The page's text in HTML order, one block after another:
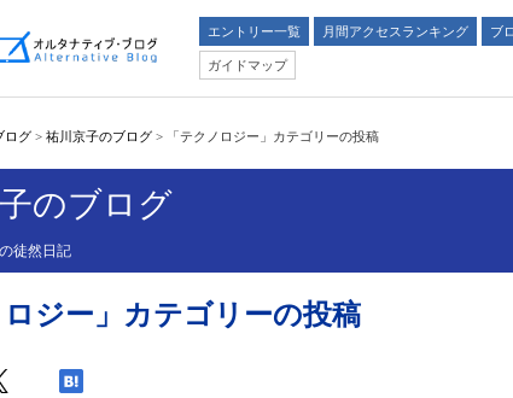
エントリー一覧 月間アクセスランキング ブ
ガイドマップ
ログ > 祐川京子のブログ > 「テクノロジー」カテゴリーの投稿
のブログ
徒然日記
ロジー」カテゴリーの投稿